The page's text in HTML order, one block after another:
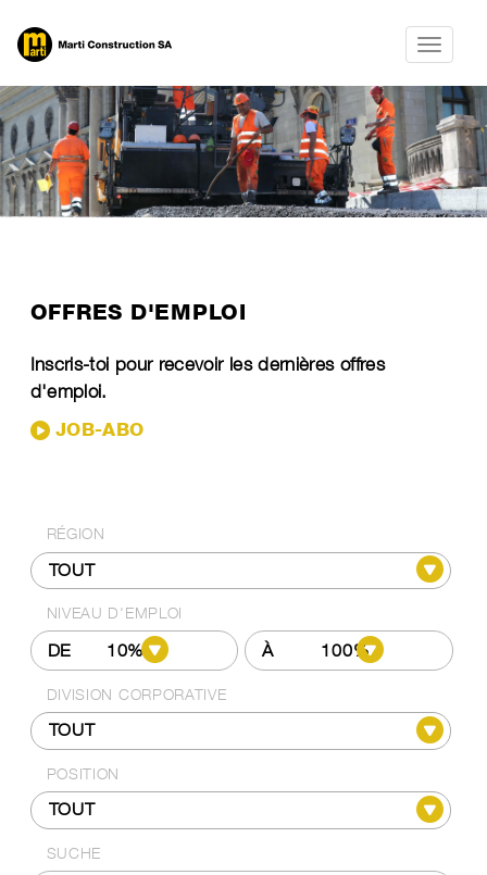
Toggle
​OFFRES D'EMPLOI
Inscris-toi pour recevoir les dernières offres
d'emploi.
JOB-ABO
RÉGION
NIVEAU D'EMPLOI
DE À
DIVISION CORPORATIVE
POSITION
SUCHE